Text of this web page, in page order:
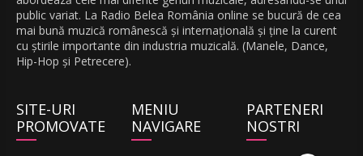
public variat. La Radio Belea România online se bucură de cea
mai bună muzică românescă și internațională și ține la curent
cu știrile importante din industria muzicală. (Manele, Dance,
Hip-Hop și Petrecere).
SITE-URI
PROMOVATE
MENIU
NAVIGARE
PARTENERI
NOSTRI